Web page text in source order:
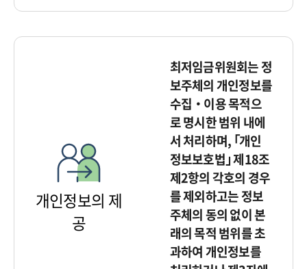
개인정보의 제
공
최저임금위원회는 정
보주체의 개인정보를
수집‧이용 목적으
로 명시한 범위 내에
서 처리하며, ｢개인
정보보호법｣ 제18조
제2항의 각호의 경우
를 제외하고는 정보
주체의 동의 없이 본
래의 목적 범위를 초
과하여 개인정보를